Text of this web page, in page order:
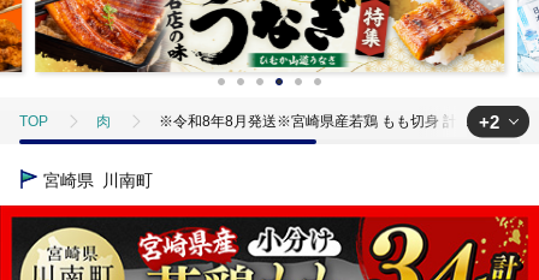
TOP 肉 ※令和8年8月発送※宮崎県産若鶏 もも切身 計3.4kg（
TOP
TOP 肉 鶏肉 ほかの鶏肉 ※令和8年8月発送※宮崎県
+2
宮崎県 川南町